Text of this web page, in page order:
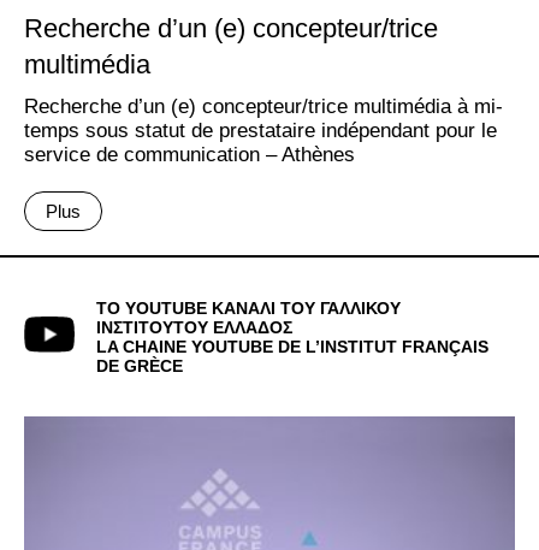
Recherche d’un (e) concepteur/trice
multimédia
Recherche d’un (e) concepteur/trice multimédia à mi-
temps sous statut de prestataire indépendant pour le
service de communication – Athènes
Plus
ΤΟ YOUTUBE ΚΑΝΑΛΙ ΤΟΥ ΓΑΛΛΙΚΟΥ
ΙΝΣΤΙΤΟΥΤΟΥ ΕΛΛΑΔΟΣ
LA CHAINE YOUTUBE DE L’INSTITUT FRANÇAIS
DE GRÈCE